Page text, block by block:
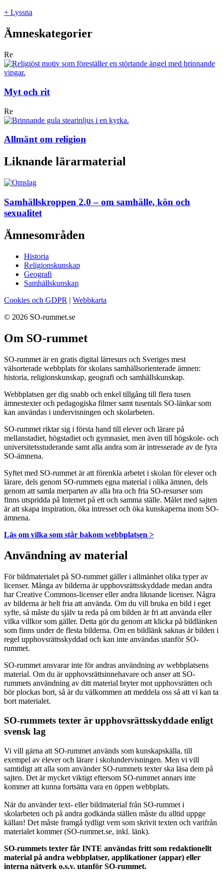
+ Lyssna
Ämneskategorier
Re
Myt och rit
Re
Allmänt om religion
Liknande lärarmaterial
Samhällskroppen 2.0 – om samhälle, kön och
sexualitet
Ämnesområden
Historia
Religionskunskap
Geografi
Samhällskunskap
Cookies och GDPR | Webbkarta
© 2026 SO-rummet.se
Om SO-rummet
SO-rummet är en gratis digital lärresurs och Sveriges mest
välsorterade webbplats för skolans samhällsorienterade ämnen:
historia, religionskunskap, geografi och samhällskunskap.
Webbplatsen ger dig snabb och enkel tillgång till flera tusen
ämnestexter och pedagogiska filmer samt tusentals SO-länkar som
kan användas i undervisningen och skolarbeten.
SO-rummet riktar sig i första hand till elever och lärare på
mellanstadiet, högstadiet och gymnasiet, men även till högskole- och
universitetsstuderande samt alla andra som är intresserade av de fyra
SO-ämnena.
Syftet med SO-rummet är att förenkla arbetet i skolan för elever och
lärare, dels genom SO-rummets egna material i olika ämnen, dels
genom att samla merparten av alla bra och fria SO-resurser som
finns utspridda på Internet på ett och samma ställe. Målet med sajten
är att skapa inspiration, öka intresset och öka kunskaperna inom SO-
ämnena.
Läs om vilka som står bakom webbplatsen >
Användning av material
För bildmaterialet på SO-rummet gäller i allmänhet olika typer av
licenser. Många av bilderna är upphovsrättsskyddade medan andra
har Creative Commons-licenser eller andra liknande licenser. Några
av bilderna är helt fria att använda. Om du vill bruka en bild i eget
syfte, så måste du själv ta reda på om bilden är fri att använda eller
vilka villkor som gäller. Detta gör du genom att klicka på bildlänken
som finns under de flesta bilderna. Om en bildlänk saknas är bilden i
regel upphovsrättsskyddad och kan inte användas utanför SO-
rummet.
SO-rummet ansvarar inte för andras användning av webbplatsens
material. Om du är upphovsrättsinnehavare och anser att SO-
rummets användning av ditt material bryter mot upphovsrätten och
bör plockas bort, så är du välkommen att meddela oss så att vi kan ta
bort materialet.
SO-rummets texter är upphovsrättsskyddade enligt
svensk lag
Vi vill gärna att SO-rummet används som kunskapskälla, till
exempel av elever och lärare i skolundervisningen. Men vi vill
samtidigt att alla som använder SO-rummets texter ska läsa dem på
sajten. Det är mycket viktigt eftersom SO-rummet annars inte
kommer att kunna fortsätta vara en öppen webbplats.
När du använder text- eller bildmaterial från SO-rummet i
skolarbeten och på andra godkända ställen måste du alltid uppge
källan! Det måste framgå tydligt vem som skrivit texten och varifrån
materialet kommer (SO-rummet.se, inkl. länk).
SO-rummets texter får INTE användas fritt som redaktionellt
material på andra webbplatser, applikationer (appar) eller
interna nätverk o.s.v. utanför SO-rummet.